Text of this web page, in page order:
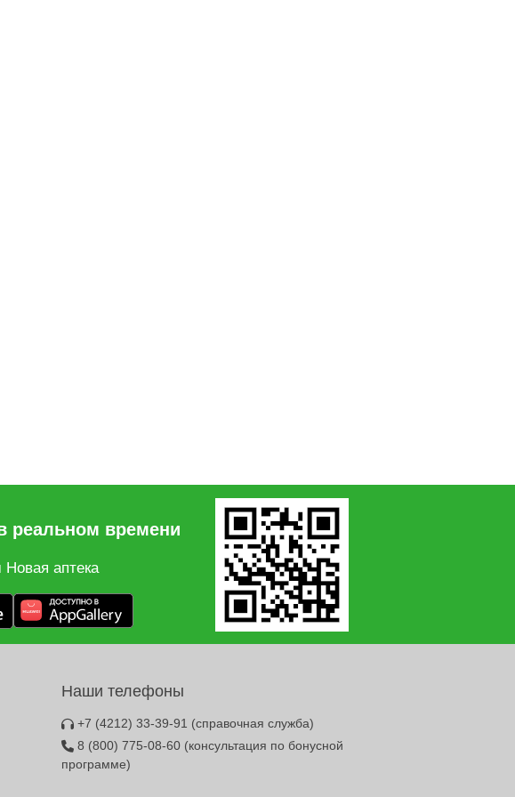
реальном времени
аптека
Наши телефоны
+7 (4212) 33-39-91 (справочная служба)
8 (800) 775-08-60 (консультация по бонусной
программе)